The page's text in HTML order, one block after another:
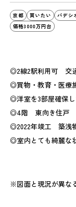
京都 買いたい パデシ
価格3000万円台
◎2線2駅利用可 交
◎買物・教育・医療
◎洋室を3部屋確保
◎4階 東向き住戸
◎2022年竣工 築浅
◎室内とても綺麗な
※図面と現況が異な